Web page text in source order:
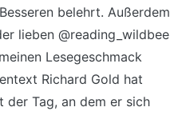
belehrt. Außerdem
lieben @reading_wildbee
Lesegeschmack
Richard Gold hat
Tag, an dem er sich